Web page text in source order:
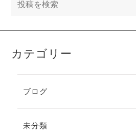
カテゴリー
ブログ
未分類